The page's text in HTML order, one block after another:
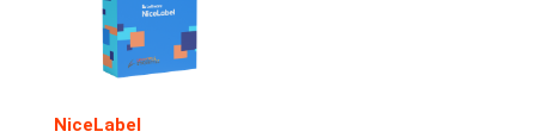
NiceLabel